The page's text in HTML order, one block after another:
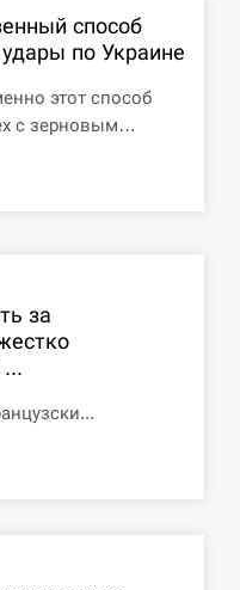
способ
по Украине
этот способ
с зерновым…
за